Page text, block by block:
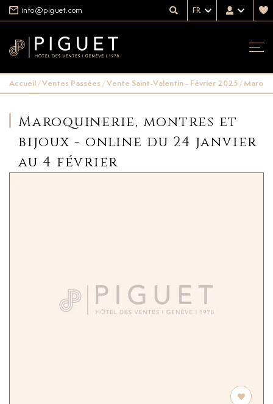
info@piguet.com FR
Accueil/Ventes Passées/Vente Saint-Valentin - Février 2025/
Maroquinerie, montres et
bijoux - online du 24 janvier
au 4 février